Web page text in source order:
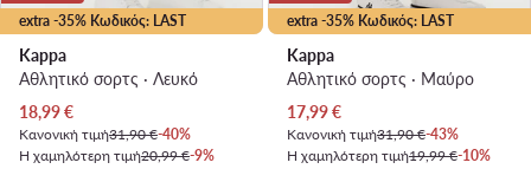
extra -35% Κωδικός: LAST
Kappa
Αθλητικό σορτς · Λευκό
Τρέχουσα τιμή
18,99€
Κανονική τιμή31,90 €-40%
Η χαμηλότερη τιμή20,99 €-9%
extra -35% Κωδικός: LAST
Kappa
Αθλητικό σορτς · Μαύρο
Τρέχουσα τιμή
17,99€
Κανονική τιμή31,90 €-43%
Η χαμηλότερη τιμή19,99 €-10%